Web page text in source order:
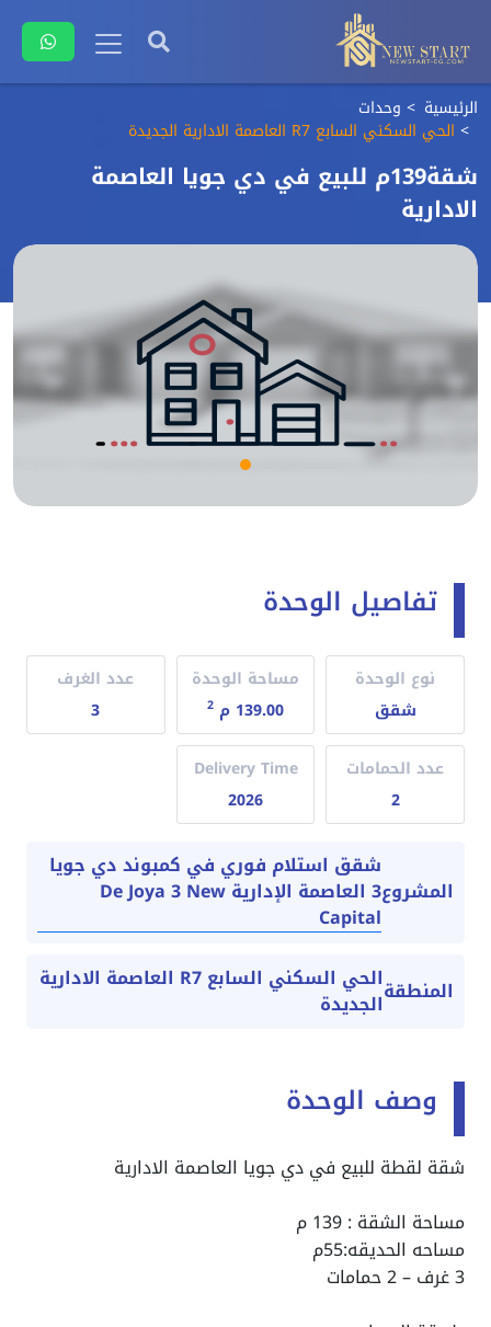
الرئيسية وحدات
الحي السكني السابع R7 العاصمة الادارية الجديدة
شقة139م للبيع في دي جويا العاصمة
الادارية
تفاصيل الوحدة
نوع الوحدة
شقق
مساحة الوحدة
139.00 م
2
عدد الغرف
3
عدد الحمامات
2
Delivery Time
2026
المشروع
شقق استلام فوري في كمبوند دي جويا
3 العاصمة الإدارية De Joya 3 New
Capital
المنطقة الحي السكني السابع R7 العاصمة الادارية
الجديدة
وصف الوحدة
شقة لقطة للبيع في دي جويا العاصمة الادارية
مساحة الشقة : 139 م
مساحه الحديقه:55م
3 غرف – 2 حمامات